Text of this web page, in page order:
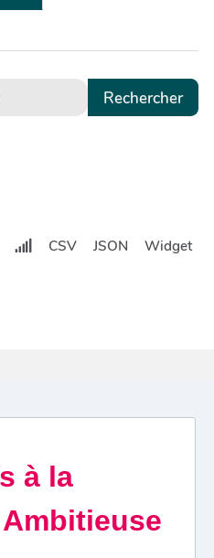
CSV JSON Widget